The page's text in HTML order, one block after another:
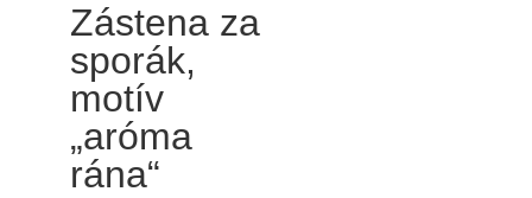
Zástena za
sporák,
motív
„aróma
rána“